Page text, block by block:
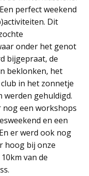
perfect weekend
Dit
onder het genot
bijgepraat, de
beklonken, het
in het zonnetje
werden gehuldigd.
nog een workshops
en een
er werd ook nog
hoog bij onze
van de